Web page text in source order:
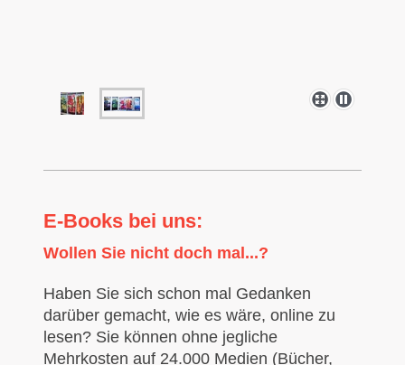
E-Books bei uns:
Wollen Sie nicht doch mal...?
Haben Sie sich schon mal Gedanken
darüber gemacht, wie es wäre, online zu
lesen? Sie können ohne jegliche
Mehrkosten auf 24.000 Medien (Bücher,